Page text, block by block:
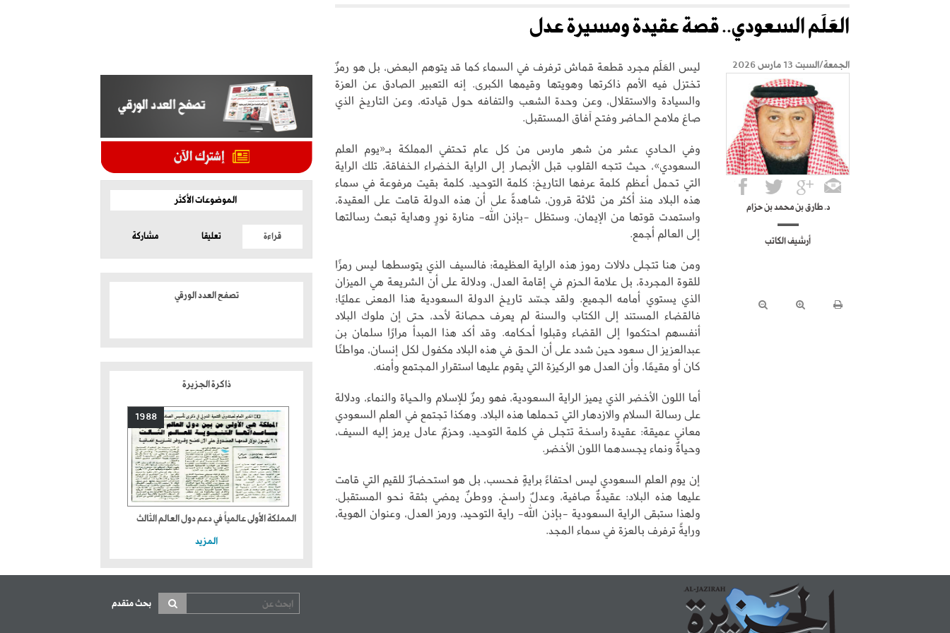
العَلَم السعودي.. قصة عقيدة ومسيرة عدل
الجمعة/السبت 13 مارس 2026
د. طارق بن محمد بن حزام
أرشيف الكاتب
ليس العَلَم مجرد قطعة قماش ترفرف في السماء كما قد يتوهم البعض، بل هو رمزٌ
تختزل فيه الأمم ذاكرتها وهويتها وقيمها الكبرى. إنه التعبير الصادق عن العزة
والسيادة والاستقلال، وعن وحدة الشعب والتفافه حول قيادته، وعن التاريخ الذي
صاغ ملامح الحاضر وفتح آفاق المستقبل.
وفي الحادي عشر من شهر مارس من كل عام تحتفي المملكة بـ«يوم العلم
السعودي»، حيث تتجه القلوب قبل الأبصار إلى الراية الخضراء الخفاقة، تلك الراية
التي تحمل أعظم كلمة عرفها التاريخ: كلمة التوحيد. كلمة بقيت مرفوعة في سماء
هذه البلاد منذ أكثر من ثلاثة قرون، شاهدةً على أن هذه الدولة قامت على العقيدة،
واستمدت قوتها من الإيمان، وستظل -بإذن الله- منارة نورٍ وهداية تبعث رسالتها
إلى العالم أجمع.
ومن هنا تتجلى دلالات رموز هذه الراية العظيمة؛ فالسيف الذي يتوسطها ليس رمزًا
للقوة المجردة، بل علامة الحزم في إقامة العدل، ودلالة على أن الشريعة هي الميزان
الذي يستوي أمامه الجميع. ولقد جسّد تاريخ الدولة السعودية هذا المعنى عمليًا؛
فالقضاء المستند إلى الكتاب والسنة لم يعرف حصانة لأحد، حتى إن ملوك البلاد
أنفسهم احتكموا إلى القضاء وقبلوا أحكامه. وقد أكد هذا المبدأ مرارًا سلمان بن
عبدالعزيز ال سعود حين شدد على أن الحق في هذه البلاد مكفول لكل إنسان، مواطنًا
كان أو مقيمًا، وأن العدل هو الركيزة التي يقوم عليها استقرار المجتمع وأمنه.
أما اللون الأخضر الذي يميز الراية السعودية، فهو رمزٌ للإسلام والحياة والنماء، ودلالة
على رسالة السلام والازدهار التي تحملها هذه البلاد. وهكذا تجتمع في العلم السعودي
معاني عميقة: عقيدة راسخة تتجلى في كلمة التوحيد، وحزمٌ عادل يرمز إليه السيف،
وحياةٌ ونماء يجسدهما اللون الأخضر.
إن يوم العلم السعودي ليس احتفاءً برايةٍ فحسب، بل هو استحضارٌ للقيم التي قامت
عليها هذه البلاد: عقيدةٌ صافية، وعدلٌ راسخ، ووطنٌ يمضي بثقة نحو المستقبل.
ولهذا ستبقى الراية السعودية -بإذن الله- راية التوحيد، ورمز العدل، وعنوان الهوية،
ورايةً ترفرف بالعزة في سماء المجد.
الموضوعات الأكثر
قراءة تعليقا مشاركة
تصفح العدد الورقي
ذاكرة الجزيرة
1988
المملكة الأولى عالمياً في دعم دول العالم الثالث
المزيد
بحث متقدم